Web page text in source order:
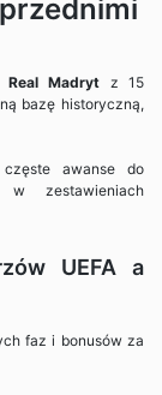
Real Madryt z 15
bazę historyczną,
awanse do
w zestawieniach
UEFA a
faz i bonusów za